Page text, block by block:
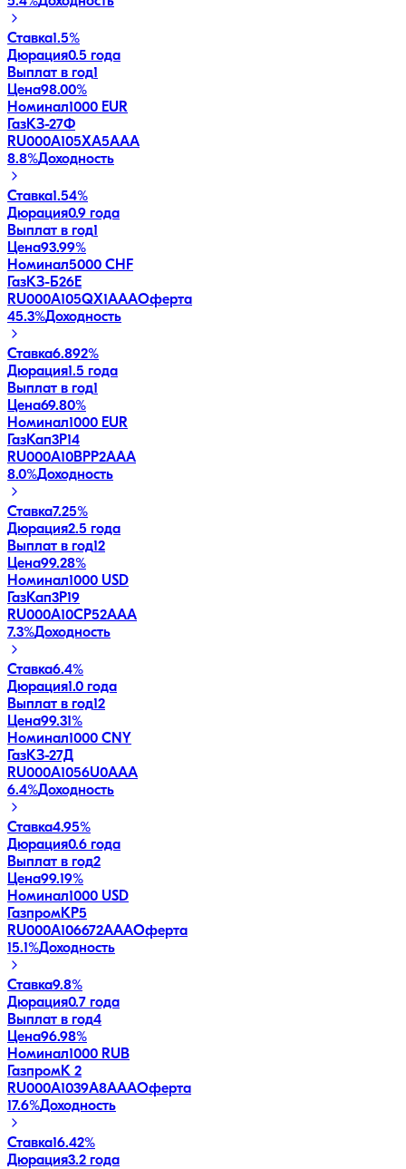
Ставка1.5%
Дюрация0.5 года
Выплат в год1
Цена98.00%
Номинал1000 EUR
ГазКЗ-27Ф
RU000A105XA5AAA
8.8%Доходность
Ставка1.54%
Дюрация0.9 года
Выплат в год1
Цена93.99%
Номинал5000 CHF
ГазКЗ-Б26Е
RU000A105QX1AAAОферта
45.3%Доходность
Ставка6.892%
Дюрация1.5 года
Выплат в год1
Цена69.80%
Номинал1000 EUR
ГазКап3P14
RU000A10BPP2AAA
8.0%Доходность
Ставка7.25%
Дюрация2.5 года
Выплат в год12
Цена99.28%
Номинал1000 USD
ГазКап3P19
RU000A10CP52AAA
7.3%Доходность
Ставка6.4%
Дюрация1.0 года
Выплат в год12
Цена99.31%
Номинал1000 CNY
ГазКЗ-27Д
RU000A1056U0AAA
6.4%Доходность
Ставка4.95%
Дюрация0.6 года
Выплат в год2
Цена99.19%
Номинал1000 USD
ГазпромКP5
RU000A106672AAAОферта
15.1%Доходность
Ставка9.8%
Дюрация0.7 года
Выплат в год4
Цена96.98%
Номинал1000 RUB
ГазпромК 2
RU000A1039A8AAAОферта
17.6%Доходность
Ставка16.42%
Дюрация3.2 года